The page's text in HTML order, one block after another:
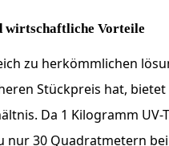
wirtschaftliche Vorteile
zu herkömmlichen
Stückpreis hat,
Da 1 Kilogramm
nur 30 Quadratmetern